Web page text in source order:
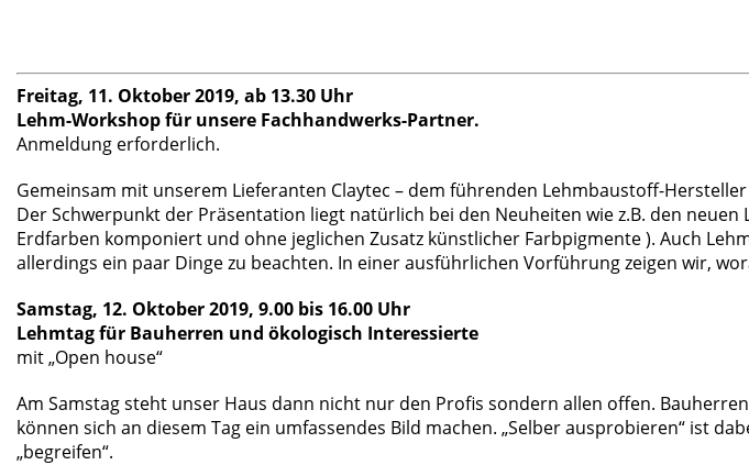
Freitag, 11. Oktober 2019, ab 13.30 Uhr
Lehm-Workshop für unsere Fachhandwerks-Partner.
Anmeldung erforderlich.
Gemeinsam mit unserem Lieferanten Claytec – dem führenden Lehmbaustoff-
Der Schwerpunkt der Präsentation liegt natürlich bei den Neuheiten wie z.B. den
Erdfarben komponiert und ohne jeglichen Zusatz künstlicher Farbpigmente ). Auch
allerdings ein paar Dinge zu beachten. In einer ausführlichen Vorführung zeigen wir,
Samstag, 12. Oktober 2019, 9.00 bis 16.00 Uhr
Lehmtag für Bauherren und ökologisch Interessierte
mit „Open house“
Am Samstag steht unser Haus dann nicht nur den Profis sondern allen offen.
können sich an diesem Tag ein umfassendes Bild machen. „Selber ausprobieren“ ist
„begreifen“.